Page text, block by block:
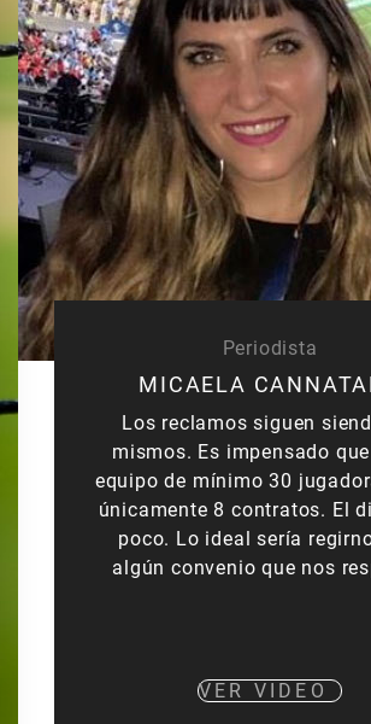
Periodista
MICAELA
Los reclamos siguen
mismos. Es impensado
equipo de mínimo 30
únicamente 8 contratos. El
poco. Lo ideal sería
algún convenio que nos
VER VIDEO